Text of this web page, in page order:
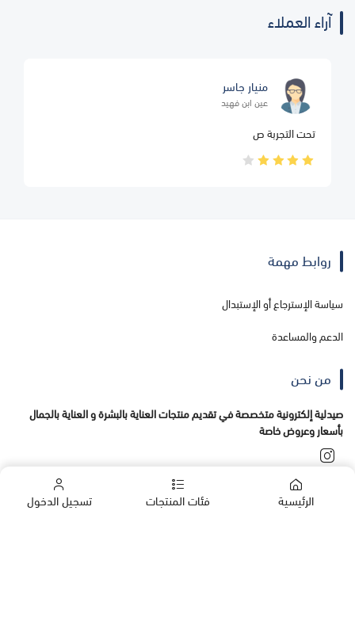
الرئيسية فئات المنتجات تسجيل الدخول
آراء العملاء
منيار جاسر
عين ابن فهيد
تحت التجربة ص
روابط مهمة
سياسة الإسترجاع أو الإستبدال
الدعم والمساعدة
من نحن
صيدلية إلكترونية متخصصة في تقديم منتجات العناية بالبشرة و العناية بالجمال
بأسعار وعروض خاصة
تواصل معنا